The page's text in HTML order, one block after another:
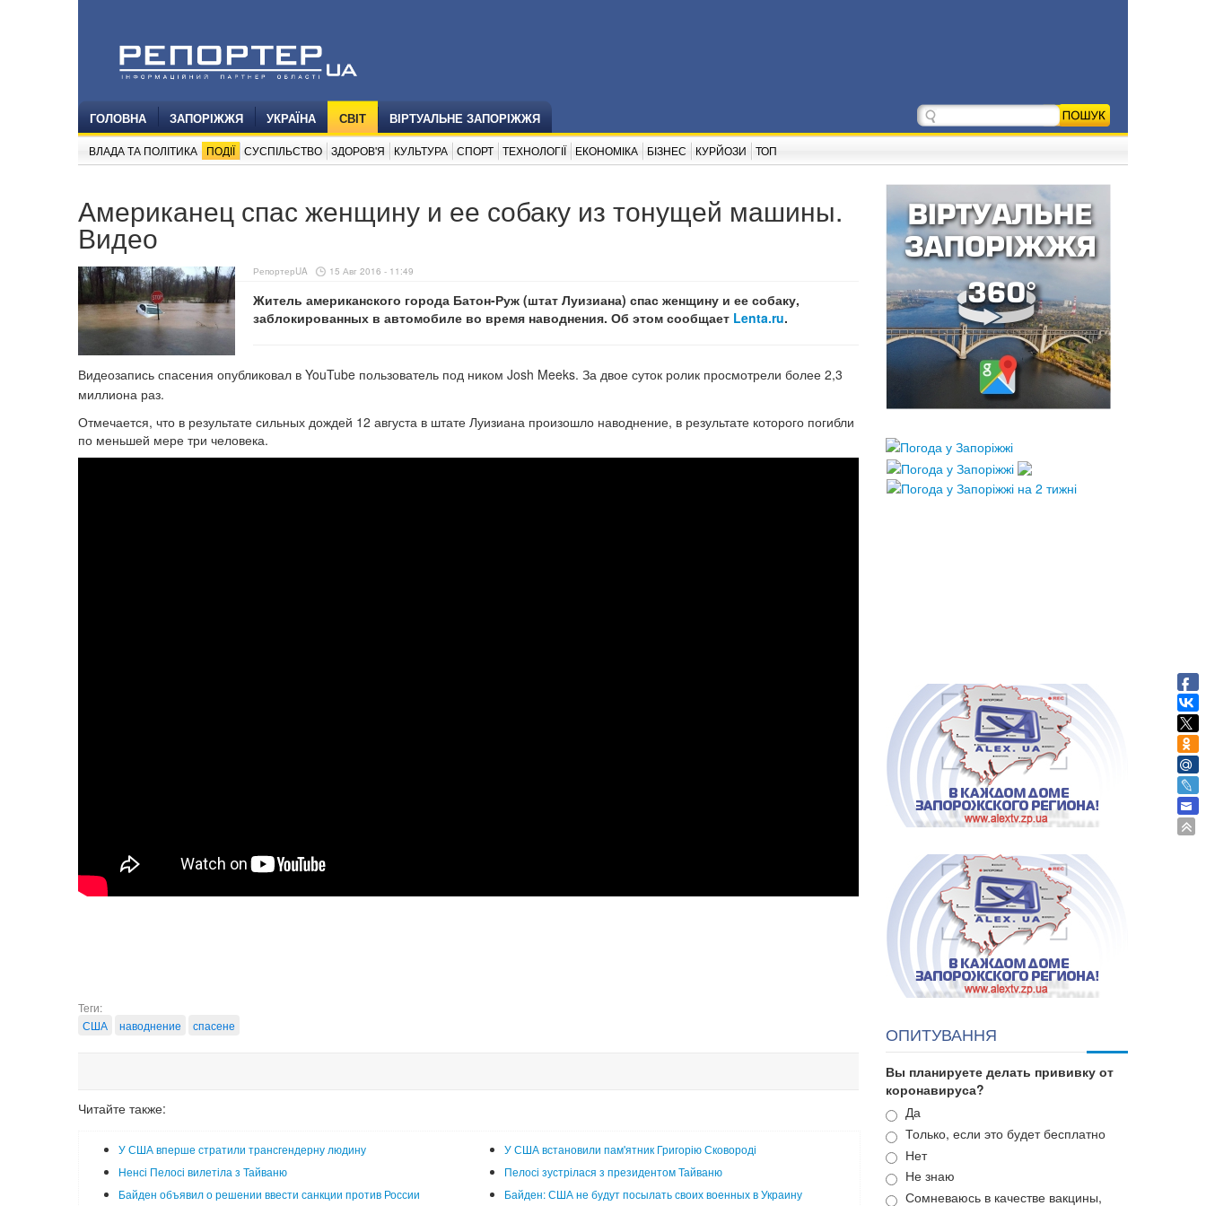
ГОЛОВНА ЗАПОРІЖЖЯ УКРАЇНА СВІТ ВІРТУАЛЬНЕ ЗАПОРІЖЖЯ
ВЛАДА ТА ПОЛІТИКА ПОДІЇ СУСПІЛЬСТВО ЗДОРОВ'Я КУЛЬТУРА СПОРТ ТЕХНОЛОГІЇ ЕКОНОМІКА БІЗНЕС КУРЙОЗИ ТОП
Американец спас женщину и ее собаку из тонущей машины.
Видео
РепортерUA 15 Авг 2016 - 11:49
Житель американского города Батон-Руж (штат Луизиана) спас женщину и ее собаку,
заблокированных в автомобиле во время наводнения. Об этом сообщает Lenta.ru.
Видеозапись спасения опубликовал в YouTube пользователь под ником Josh Meeks. За двое суток ролик просмотрели более 2,3
миллиона раз.
Отмечается, что в результате сильных дождей 12 августа в штате Луизиана произошло наводнение, в результате которого погибли
по меньшей мере три человека.
Теги:
США
наводнение спасене
Читайте также:
У США вперше стратили трансгендерну людину
У США встановили пам'ятник Григорію Сковороді
Ненсі Пелосі вилетіла з Тайваню
Пелосі зустрілася з президентом Тайваню
Байден объявил о решении ввести санкции против России
Байден: США не будут посылать своих военных в Украину
ОПИТУВАННЯ
Вы планируете делать прививку от
коронавируса?
Варианты
Да
Только, если это будет бесплатно
Нет
Не знаю
Сомневаюсь в качестве вакцины,